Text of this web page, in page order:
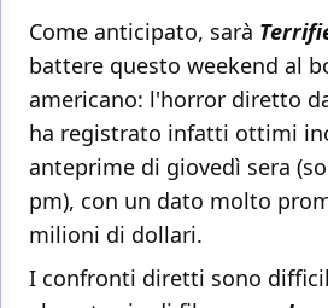
Come anticipato, sarà
battere questo weekend al
americano: l'horror diretto
ha registrato infatti ottimi
anteprime di giovedì sera
pm), con un dato molto
milioni di dollari.
I confronti diretti sono